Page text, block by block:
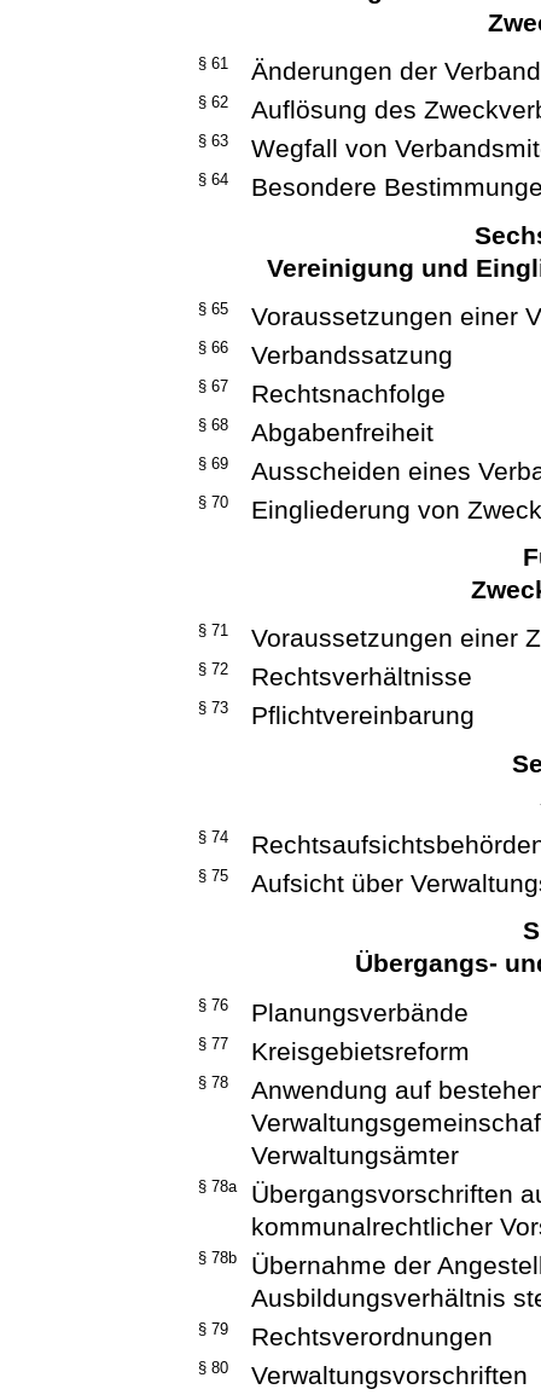
§ 61 Änderungen der
§ 62 Auflösung des
§ 63 Wegfall von
§ 64
Besondere
Vereinigung und
§ 65 Voraussetzungen einer
§ 66 Verbandssatzung
§ 67 Rechtsnachfolge
§ 68 Abgabenfreiheit
§ 69 Ausscheiden eines
§ 70
Eingliederung von
§ 71 Voraussetzungen einer
§ 72 Rechtsverhältnisse
§ 73
Pflichtvereinbarung
§ 74
§ 75
Aufsicht über
Übergangs-
§ 76 Planungsverbände
§ 77 Kreisgebietsreform
§ 78
Anwendung auf
Verwaltungsämter
§ 78a
Übergangsvorschriften
kommunalrechtlicher
§ 78b
Übernahme der
Ausbildungsverhältnis
§ 79 Rechtsverordnungen
§ 80 Verwaltungsvorschriften